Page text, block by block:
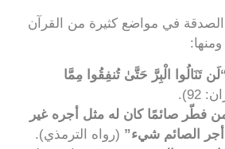
في مواضع كثيرة من القرآن
ومنها:
تَنَالُوا الْبِرَّ حَتَّىٰ تُنفِقُوا مِمَّا
92).
فطّر صائمًا كان له مثل أجره غير
أجر الصائم شيء” (رواه الترمذي).